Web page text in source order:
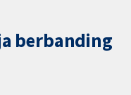
berbanding